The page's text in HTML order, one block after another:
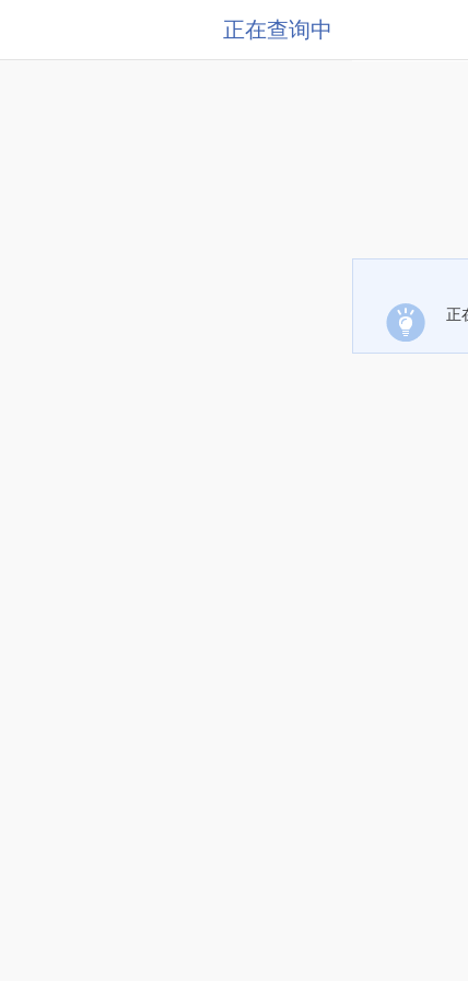
正在查询中
正